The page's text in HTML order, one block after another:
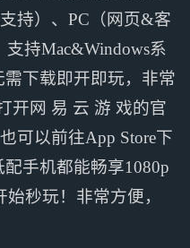
持）、PC（网页&客
持Mac&Windows系
下载即开即玩，非常
开网 易 云 游 戏的官
可以前往App Store下
手机都能畅享1080p
秒玩！非常方便，